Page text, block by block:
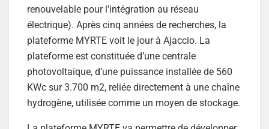
renouvelable pour l’intégration au réseau
électrique). Après cinq années de recherches, la
plateforme MYRTE voit le jour à Ajaccio. La
plateforme est constituée d’une centrale
photovoltaïque, d’une puissance installée de 560
KWc sur 3.700 m2, reliée directement à une chaîne
hydrogène, utilisée comme un moyen de stockage.